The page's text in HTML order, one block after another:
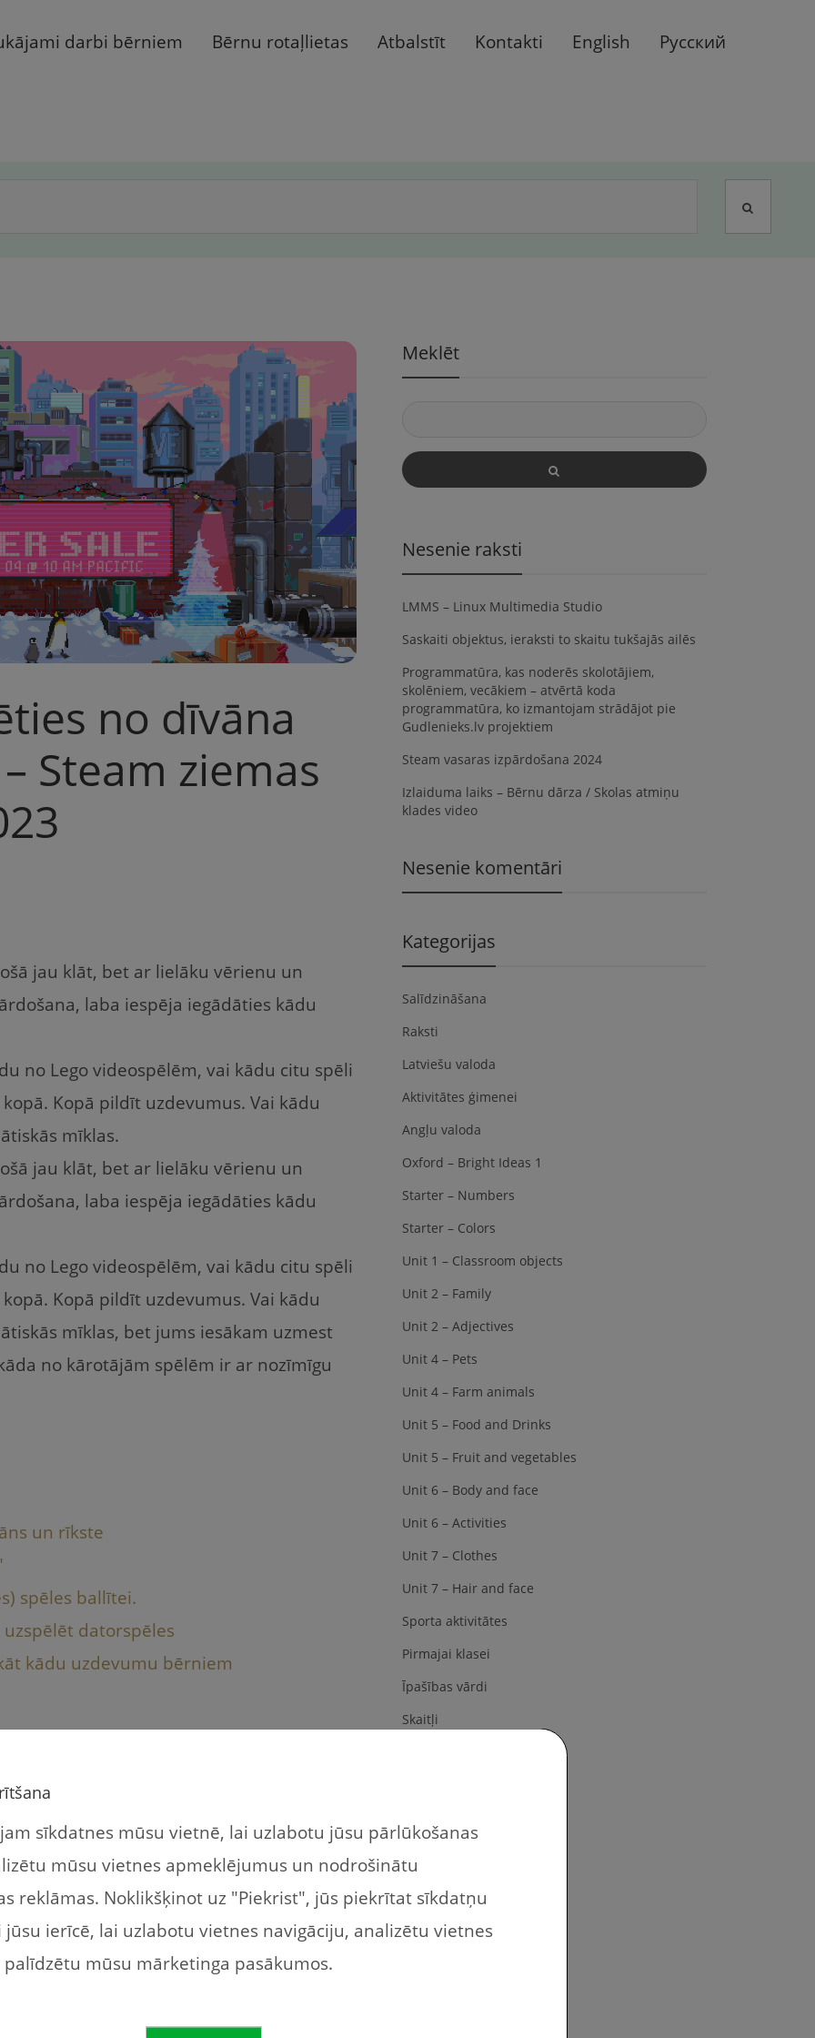
darbi bērniem Bērnu rotaļlietas Atbalstīt Kontakti English Русский
no dīvāna
Steam ziemas
jau klāt, bet ar lielāku vērienu un
laba iespēja iegādāties kādu
no Lego videospēlēm, vai kādu citu spēli
Kopā pildīt uzdevumus. Vai kādu
mīklas.
jau klāt, bet ar lielāku vērienu un
laba iespēja iegādāties kādu
no Lego videospēlēm, vai kādu citu spēli
Kopā pildīt uzdevumus. Vai kādu
mīklas, bet jums iesākam uzmest
no kārotājām spēlēm ir ar nozīmīgu
un rīkste
spēles ballītei.
datorspēles
kādu uzdevumu bērniem
burkāns
, kuras bērni var nopelnīt darot
trauku novākšana, zobu mazgāšana,
ar riteni, zīmēšana, krāsošana,
lai nopirktu laiku pie datorspēlēm,
jaunas spēles no Mammas – Tēta
Meklēt
Nesenie raksti
LMMS – Linux Multimedia Studio
Saskaiti objektus, ieraksti to skaitu tukšajās ailēs
Programmatūra, kas noderēs skolotājiem,
skolēniem, vecākiem – atvērtā koda
programmatūra, ko izmantojam strādājot pie
Gudlenieks.lv projektiem
Steam vasaras izpārdošana 2024
Izlaiduma laiks – Bērnu dārza / Skolas atmiņu
klades video
Nesenie komentāri
Kategorijas
Salīdzināšana
Raksti
Latviešu valoda
Aktivitātes ģimenei
Angļu valoda
Oxford – Bright Ideas 1
Starter – Numbers
Starter – Colors
Unit 1 – Classroom objects
Unit 2 – Family
Unit 2 – Adjectives
Unit 4 – Pets
Unit 4 – Farm animals
Unit 5 – Food and Drinks
Unit 5 – Fruit and vegetables
Unit 6 – Body and face
Unit 6 – Activities
Unit 7 – Clothes
Unit 7 – Hair and face
Sporta aktivitātes
Pirmajai klasei
Īpašības vārdi
Skaitļi
sīkdatnes mūsu vietnē, lai uzlabotu jūsu pārlūkošanas
mūsu vietnes apmeklējumus un nodrošinātu
reklāmas. Noklikšķinot uz "Piekrist", jūs piekrītat sīkdatņu
jūsu ierīcē, lai uzlabotu vietnes navigāciju, analizētu vietnes
mūsu mārketinga pasākumos.